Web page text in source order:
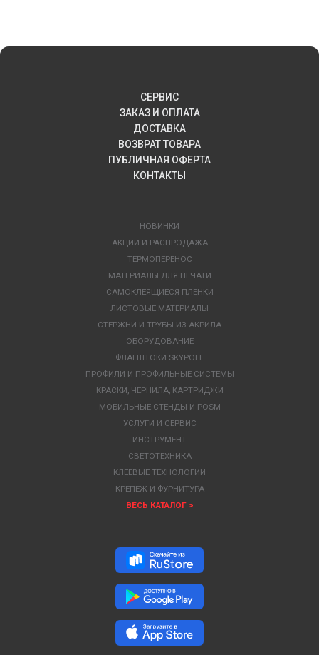
СЕРВИС
ЗАКАЗ И ОПЛАТА
ДОСТАВКА
ВОЗВРАТ ТОВАРА
ПУБЛИЧНАЯ ОФЕРТА
КОНТАКТЫ
НОВИНКИ
АКЦИИ И РАСПРОДАЖА
ТЕРМОПЕРЕНОС
МАТЕРИАЛЫ ДЛЯ ПЕЧАТИ
САМОКЛЕЯЩИЕСЯ ПЛЕНКИ
ЛИСТОВЫЕ МАТЕРИАЛЫ
СТЕРЖНИ И ТРУБЫ ИЗ АКРИЛА
ОБОРУДОВАНИЕ
ФЛАГШТОКИ SKYPOLE
ПРОФИЛИ И ПРОФИЛЬНЫЕ СИСТЕМЫ
КРАСКИ, ЧЕРНИЛА, КАРТРИДЖИ
МОБИЛЬНЫЕ СТЕНДЫ И POSM
УСЛУГИ И СЕРВИС
ИНСТРУМЕНТ
СВЕТОТЕХНИКА
КЛЕЕВЫЕ ТЕХНОЛОГИИ
КРЕПЕЖ И ФУРНИТУРА
ВЕСЬ КАТАЛОГ >